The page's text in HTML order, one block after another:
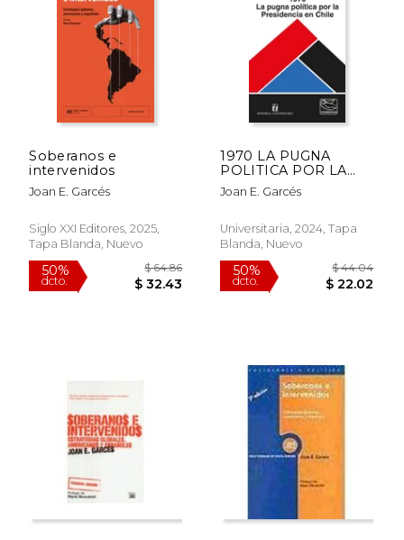
50%
dcto.
Soberanos e
intervenidos
Joan E. Garcés
Siglo XXI Editores, 2025,
Tapa Blanda, Nuevo
50%
dcto.
1970 LA PUGNA
POLITICA POR LA
PRESIDENCIA EN
CHILE
Joan E. Garcés
Universitaria, 2024, Tapa
Blanda, Nuevo